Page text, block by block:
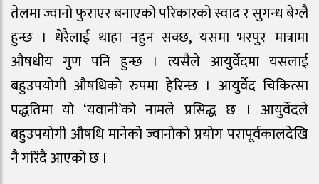
तेलमा ज्वानो फुराएर बनाएको परिकारको स्वाद र सुगन्ध बेग्लै
हुन्छ । धेरैलाई थाहा नहुन सक्छ, यसमा भरपुर मात्रामा
औषधीय गुण पनि हुन्छ । त्यसैले आयुर्वेदमा यसलाई
बहुउपयोगी औषधिको रुपमा हेरिन्छ । आयुर्वेद चिकित्सा
पद्धतिमा यो ‘यवानी’को नामले प्रसिद्ध छ । आयुर्वेदले
बहुउपयोगी औषधि मानेको ज्वानोको प्रयोग परापूर्वकालदेखि
नै गरिंदै आएको छ ।